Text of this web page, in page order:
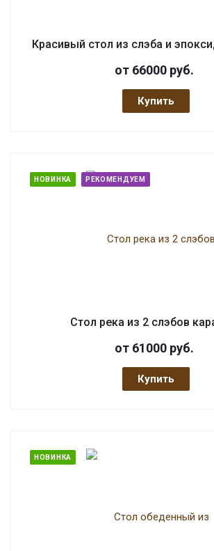
Красивый стол из слэба и
от 66000 руб.
Купить
НОВИНКА РЕКОМЕНДУЕМ
Стол река из 2 слэбов
от 61000 руб.
Купить
НОВИНКА